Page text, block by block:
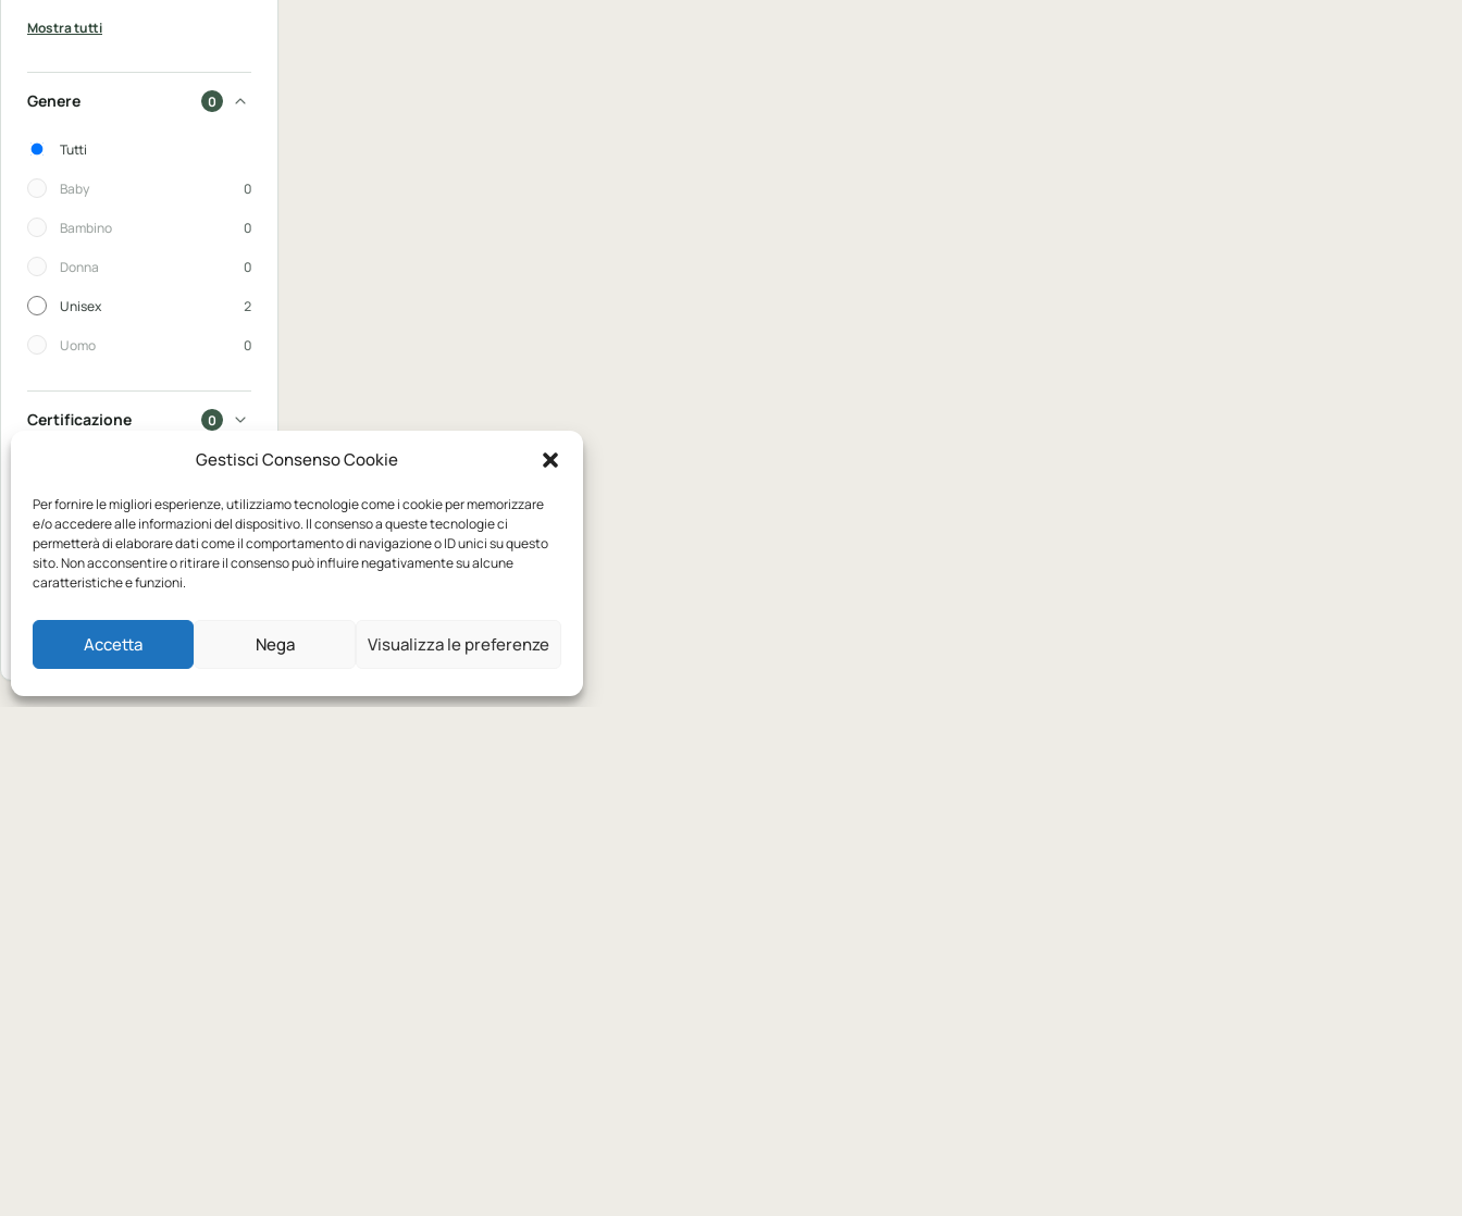
Gestisci Consenso Cookie
Per fornire le migliori esperienze, utilizziamo tecnologie come i cookie per memorizzare
e/o accedere alle informazioni del dispositivo. Il consenso a queste tecnologie ci
permetterà di elaborare dati come il comportamento di navigazione o ID unici su questo
sito. Non acconsentire o ritirare il consenso può influire negativamente su alcune
caratteristiche e funzioni.
Accetta Nega Visualizza le preferenze
Mostra tutti
Genere 0
Genere
Tutti
Baby 0
Bambino 0
Donna 0
Unisex 2
Uomo 0
Certificazione 0
Disponibili
Mostra
2
prodotti
Azzera